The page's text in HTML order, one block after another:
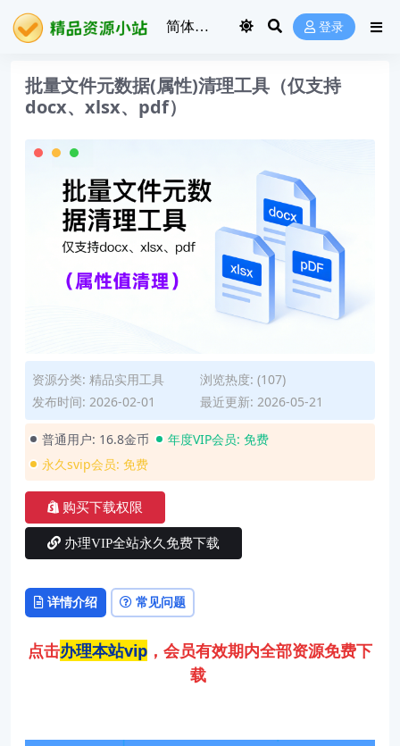
登录
批量文件元数据(属性)清理工具（仅支持
docx、xlsx、pdf）
资源分类: 精品实用工具
浏览热度: (107)
发布时间: 2026-02-01
最近更新: 2026-05-21
普通用户: 16.8金币 年度VIP会员: 免费
永久svip会员: 免费
购买下载权限
办理VIP全站永久免费下载
详情介绍 常见问题
点击办理本站vip ，会员有效期内全部资源免费下
载